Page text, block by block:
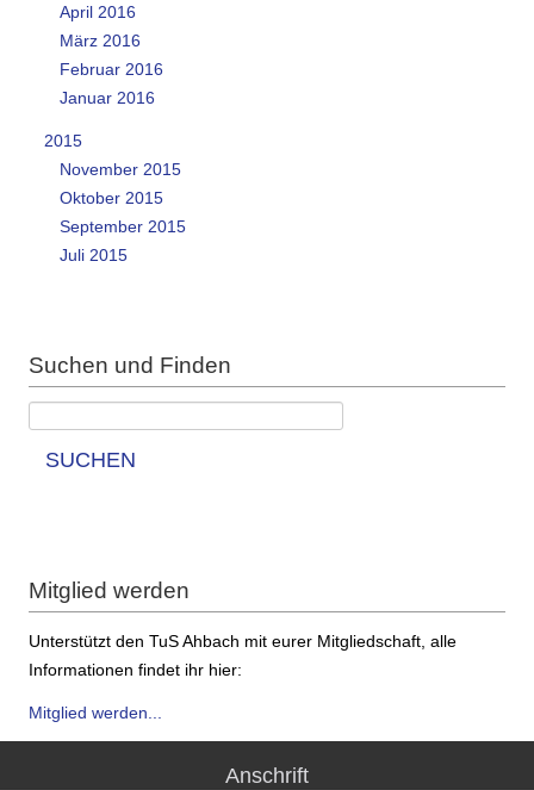
April 2016
März 2016
Februar 2016
Januar 2016
2015
November 2015
Oktober 2015
September 2015
Juli 2015
Suchen und Finden
SUCHEN
Mitglied werden
Unterstützt den TuS Ahbach mit eurer Mitgliedschaft, alle
Informationen findet ihr hier:
Mitglied werden...
Anschrift